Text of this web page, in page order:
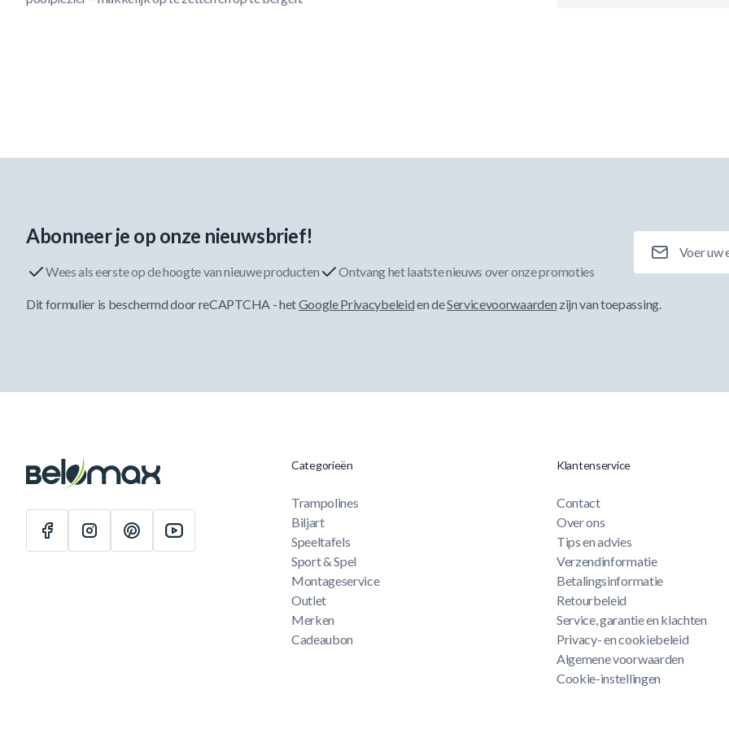
Abonneer je op onze nieuwsbrief!
Wees als eerste op de hoogte van nieuwe producten Ontvang het laatste nieuws over onze promoties
Dit formulier is beschermd door reCAPTCHA - hetGoogle Privacybeleiden deServicevoorwaarden zijn van toepassing.
Categorieën
Trampolines
Biljart
Speeltafels
Sport & Spel
Montageservice
Outlet
Merken
Cadeaubon
Klantenservice
Contact
Over ons
Tips en advies
Verzendinformatie
Betalingsinformatie
Retourbeleid
Service, garantie en klachten
Privacy- en cookiebeleid
Algemene voorwaarden
Cookie-instellingen